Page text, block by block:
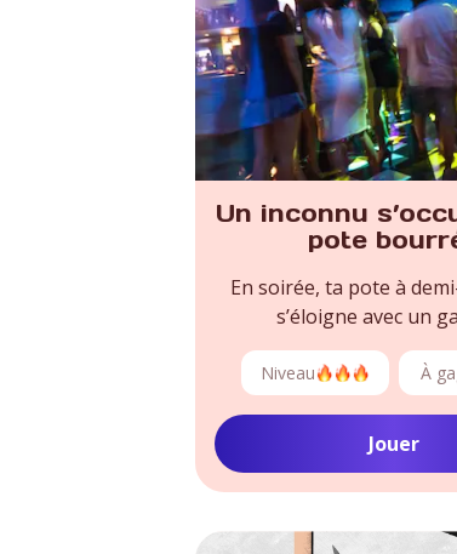
Un inconnu
pote
En soirée, ta pote à
s’éloigne avec un
Niveau À
Jouer